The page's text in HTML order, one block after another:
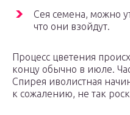
Сея семена, можно
что они взойдут.
Процесс цветения
концу обычно в июле.
Спирея иволистная
к сожалению, не так